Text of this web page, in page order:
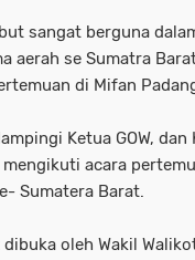
sangat berguna
aerah se Sumatra
di Mifan
Ketua GOW, dan
acara
Sumatera Barat.
oleh Wakil